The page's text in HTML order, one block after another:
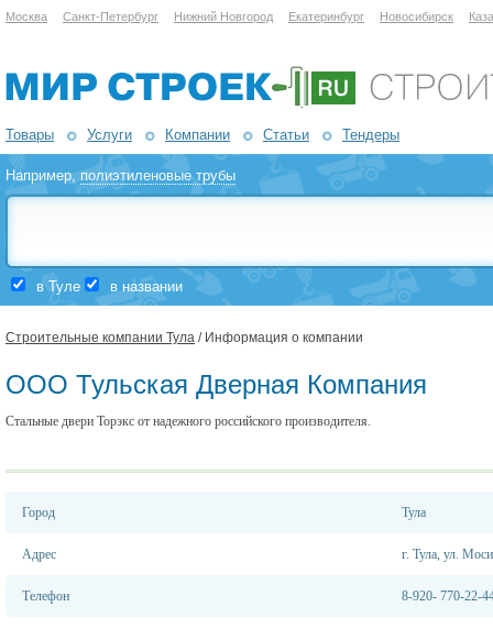
Москва Санкт-Петербург Нижний Новгород Екатеринбург Новосибирск
Товары Услуги Компании Статьи Тендеры
Например,полиэтиленовые трубы
в Туле в названии
Строительные компании Тула / Информация о компании
ООО Тульская Дверная Компания
Стальные двери Торэкс от надежного российского производителя.
Город Тула
Адрес г. Тула, ул.
Телефон 8-920- 770-22-